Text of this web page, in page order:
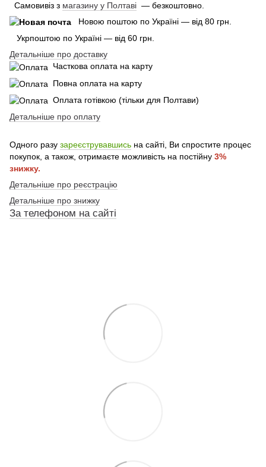
Самовивіз з магазину у Полтаві — безкоштовно.
Новою поштою по Україні — від 80 грн.
Укрпоштою по Україні — від 60 грн.
Детальніше про доставку
Часткова оплата на карту
Повна оплата на карту
Оплата готівкою (тільки для Полтави)
Детальніше про оплату
Одного разу зареєструвавшись на сайті, Ви спростите процес
покупок, а також, отримаєте можливість на постійну 3%
знижку.
Детальніше про реєстрацію
Детальніше про знижку
За телефоном на сайті